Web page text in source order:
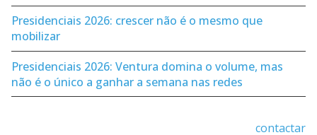
Presidenciais 2026: crescer não é o mesmo que
mobilizar
Presidenciais 2026: Ventura domina o volume, mas
não é o único a ganhar a semana nas redes
contactar